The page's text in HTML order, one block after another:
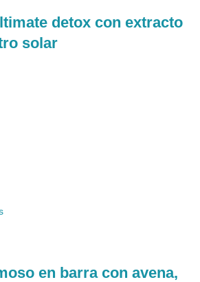
detox con extracto
solar
en barra con avena,